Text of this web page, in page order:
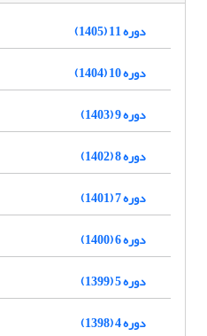
دوره 11 (1405)
دوره 10 (1404)
دوره 9 (1403)
دوره 8 (1402)
دوره 7 (1401)
دوره 6 (1400)
دوره 5 (1399)
دوره 4 (1398)